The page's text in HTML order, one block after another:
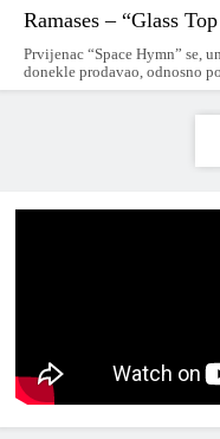
Ramases – “Glass
Prvijenac “Space Hymn” se,
donekle prodavao, odnosno